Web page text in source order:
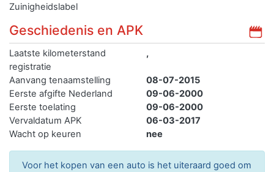
Zuinigheidslabel
Geschiedenis en APK
Laatste kilometerstand
registratie
,
Aanvang tenaamstelling
08-07-2015
Eerste afgifte Nederland
09-06-2000
Eerste toelating
09-06-2000
Vervaldatum APK
06-03-2017
Wacht op keuren
nee
Voor het kopen van een auto is het uiteraard goed om